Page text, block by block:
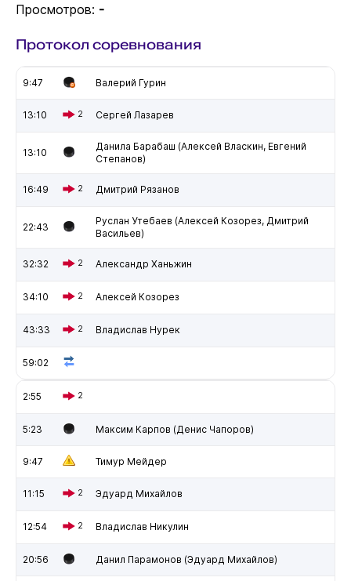
Просмотров: -
Протокол соревнования
9:47 Валерий Гурин
13:10 2 Сергей Лазарев
13:10
Данила Барабаш (Алексей Власкин, Евгений
Степанов)
16:49 2 Дмитрий Рязанов
22:43
Руслан Утебаев (Алексей Козорез, Дмитрий
Васильев)
32:32 2 Александр Ханьжин
34:10 2 Алексей Козорез
43:33 2 Владислав Нурек
59:02
2:55 2
5:23 Максим Карпов (Денис Чапоров)
9:47 Тимур Мейдер
11:15 2 Эдуард Михайлов
12:54 2 Владислав Никулин
20:56 Данил Парамонов (Эдуард Михайлов)